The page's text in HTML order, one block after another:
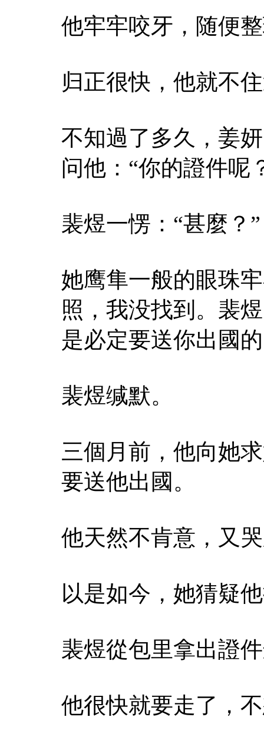
他牢牢咬牙，随便
归正很快，他就不
不知過了多久，姜
问他：“你的證件呢
裴煜一愣：“甚麼？”
她鹰隼一般的眼珠
照，我没找到。裴
是必定要送你出國
裴煜缄默。
三個月前，他向她
要送他出國。
他天然不肯意，又
以是如今，她猜疑
裴煜從包里拿出證
他很快就要走了，